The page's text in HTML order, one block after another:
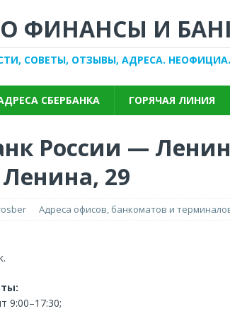
ФИНАНСЫ И
СОВЕТЫ, ОТЗЫВЫ, АДРЕСА.
СБЕРБАНКА ГОРЯЧАЯ ЛИНИЯ
России —
29
Адреса офисов, банкоматов и
9:00–17:30;